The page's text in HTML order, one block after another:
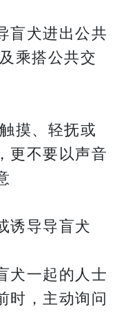
盲犬进出公共
乘搭公共交
摸、轻抚或
更不要以声音
诱导导盲犬
犬一起的人士
时，主动询问